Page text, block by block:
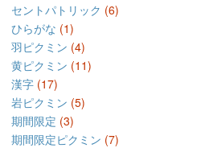
セントパトリック (6)
ひらがな (1)
羽ピクミン (4)
黄ピクミン (11)
漢字 (17)
岩ピクミン (5)
期間限定 (3)
期間限定ピクミン (7)